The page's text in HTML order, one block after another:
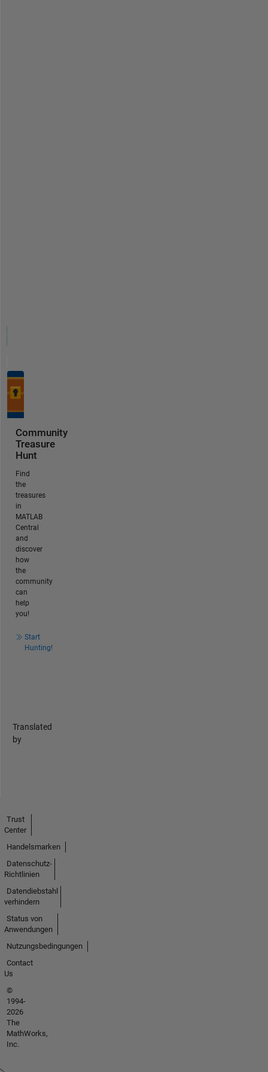
Community
Treasure
Hunt
Find
the
treasures
in
MATLAB
Central
and
discover
how
the
community
can
help
you!
Start
Hunting!
Translated
by
Trust
Center
Handelsmarken
Datenschutz-
Richtlinien
Datendiebstahl
verhindern
Status von
Anwendungen
Nutzungsbedingungen
Contact
Us
©
1994-
2026
The
MathWorks,
Inc.